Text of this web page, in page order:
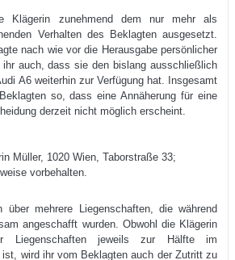
Klägerin zunehmend dem nur mehr als
Verhalten des Beklagten ausgesetzt.
nach wie vor die Herausgabe persönlicher
ihr auch, dass sie den bislang ausschließlich
A6 weiterhin zur Verfügung hat. Insgesamt
so, dass eine Annäherung für eine
derzeit nicht möglich erscheint.
Müller, 1020 Wien, Taborstraße 33;
vorbehalten.
über mehrere Liegenschaften, die während
angeschafft wurden. Obwohl die Klägerin
Liegenschaften jeweils zur Hälfte im
ist, wird ihr vom Beklagten auch der Zutritt zu